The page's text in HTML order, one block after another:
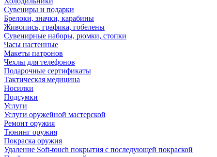
Сувениры и подарки
Брелоки, значки, карабины
Живопись, графика, гобелены
Сувенирные наборы, рюмки, стопки
Часы настенные
Макеты патронов
Чехлы для телефонов
Подарочные сертификаты
Тактическая медицина
Носилки
Подсумки
Услуги
Услуги оружейной мастерской
Ремонт оружия
Тюнинг оружия
Покраска оружия
Удаление Soft-touch покрытия с последующей покраской